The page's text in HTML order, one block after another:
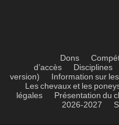
Dons
d’accès
Disciplines
version)
Information sur
Les chevaux et les
légales
Présentation du
2026-2027